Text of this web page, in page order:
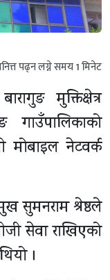
पढ्न लग्ने समय1मिनेट
मुक्तिक्षेत्र
गाउँपालिकाको
मोबाइल नेटवर्क
सुमनराम श्रेष्ठले
सेवा राखिएको
।